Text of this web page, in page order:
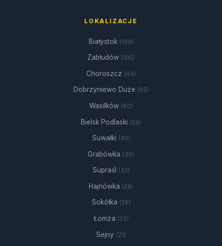
LOKALIZACJE
Białystok (199)
Zabłudów (105)
Choroszcz (64)
Dobrzyniewo Duże (62)
Wasilków (60)
Bielsk Podlaski (59)
Suwałki (40)
Grabówka (39)
Supraśl (32)
Hajnówka (28)
Sokółka (28)
Łomża (23)
Sejny (21)